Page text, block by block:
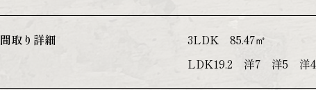
間取り詳細
3LDK 85.47㎡
LDK19.2 洋7 洋5 洋